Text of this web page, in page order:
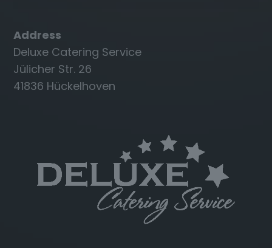
Address
Deluxe Catering Service
Jülicher Str. 26
41836 Hückelhoven